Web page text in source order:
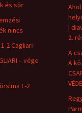
és sör
nincs
2 Cagliari
– vége
1-2
|
2.
A
A